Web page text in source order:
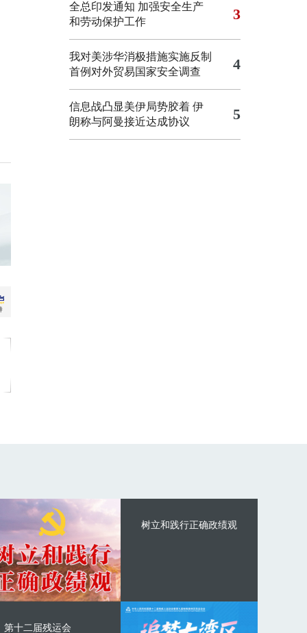
全总印发通知 加强安全生产
和劳动保护工作
3
我对美涉华消极措施实施反制
首例对外贸易国家安全调查
4
信息战凸显美伊局势胶着 伊
朗称与阿曼接近达成协议
5
树立和践行正确政绩观
第十二届残运会